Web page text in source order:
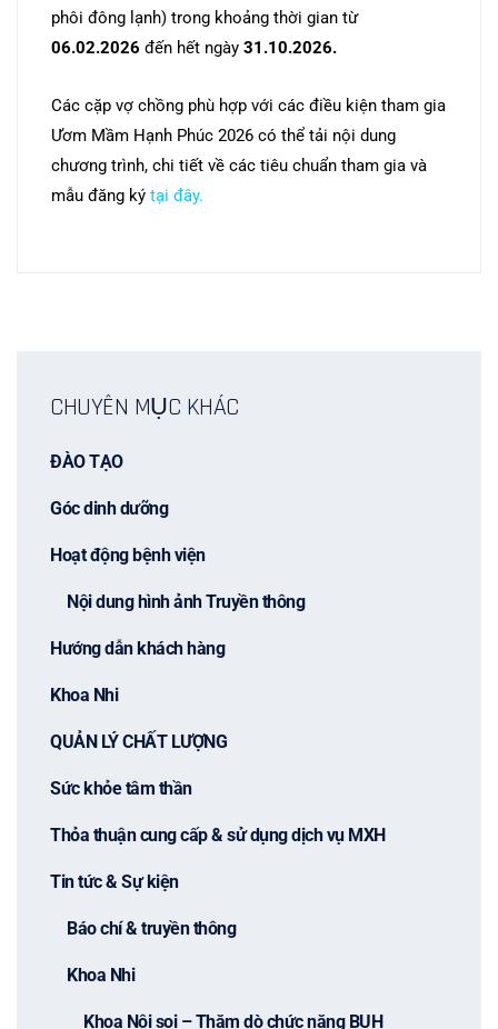
phôi đông lạnh) trong khoảng thời gian từ
06.02.2026 đến hết ngày 31.10.2026.
Các cặp vợ chồng phù hợp với các điều kiện tham gia
Ươm Mầm Hạnh Phúc 2026 có thể tải nội dung
chương trình, chi tiết về các tiêu chuẩn tham gia và
mẫu đăng ký tại đây.
CHUYÊN MỤC KHÁC
ĐÀO TẠO
Góc dinh dưỡng
Hoạt động bệnh viện
Nội dung hình ảnh Truyền thông
Hướng dẫn khách hàng
Khoa Nhi
QUẢN LÝ CHẤT LƯỢNG
Sức khỏe tâm thần
Thỏa thuận cung cấp & sử dụng dịch vụ MXH
Tin tức & Sự kiện
Báo chí & truyền thông
Khoa Nhi
Khoa Nội soi – Thăm dò chức năng BUH